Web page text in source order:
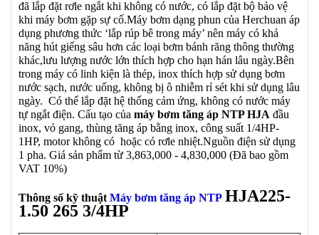
đã lắp đặt rơle ngắt khi không có nước, có lắp đặt bộ bảo vệ
khi máy bơm gặp sự cố.Máy bơm dạng phun của Herchuan áp
dụng phương thức ‘lắp rúp bê trong máy’ nên máy có khả
năng hút giếng sâu hơn các loại bơm bánh răng thông thường
khác,lưu lượng nước lớn thích hợp cho hạn hán lâu ngày.Bên
trong máy có linh kiện là thép, inox thích hợp sử dụng bơm
nước sạch, nước uống, không bị ô nhiễm rỉ sét khi sử dụng lâu
ngày. Có thể lắp đặt hệ thống cảm ứng, không có nước máy
tự ngắt điện. Cấu tạo của máy bơm tăng áp NTP HJA đầu
inox, vỏ gang, thùng tăng áp bằng inox, công suất 1/4HP-
1HP, motor không có hoặc có rơle nhiệt.Nguồn điện sử dụng
1 pha. Giá sản phẩm từ 3,863,000 - 4,830,000 (Đã bao gồm
VAT 10%)
Thông số kỹ thuật Máy bơm tăng áp NTP HJA225-
1.50 265 3/4HP